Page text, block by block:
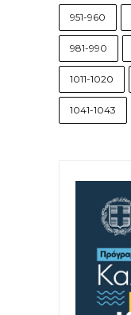
951-960
981-990
1011-1020
1041-1043